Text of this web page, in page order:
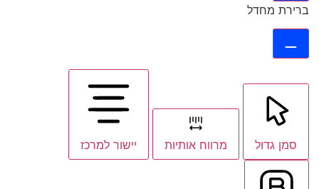
ברירת מחדל
סמן גדול מרווח אותיות יישור למרכז